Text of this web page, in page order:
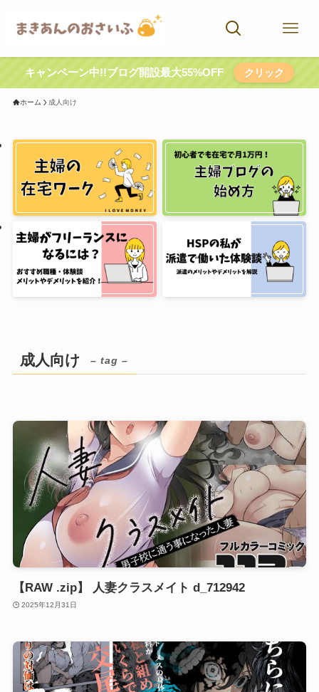
キャンペーン中!!ブログ開設最大55%OFF クリック
ホーム 成人向け
成人向け – tag –
【RAW .zip】 人妻クラスメイト d_712942
2025年12月31日